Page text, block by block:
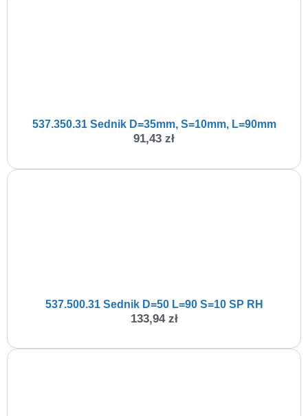
537.350.31 Sednik D=35mm, S=10mm, L=90mm
91,43 zł
537.500.31 Sednik D=50 L=90 S=10 SP RH
133,94 zł